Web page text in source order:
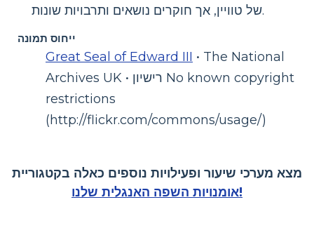
של טוויין, אך חוקרים נושאים ותרבויות שונות.
ייחוס תמונה
Great Seal of Edward III • The National
Archives UK • רישיון No known copyright
restrictions
(http://flickr.com/commons/usage/)
מצא מערכי שיעור ופעילויות נוספים כאלה בקטגוריית
אומנויות השפה האנגלית שלנו!